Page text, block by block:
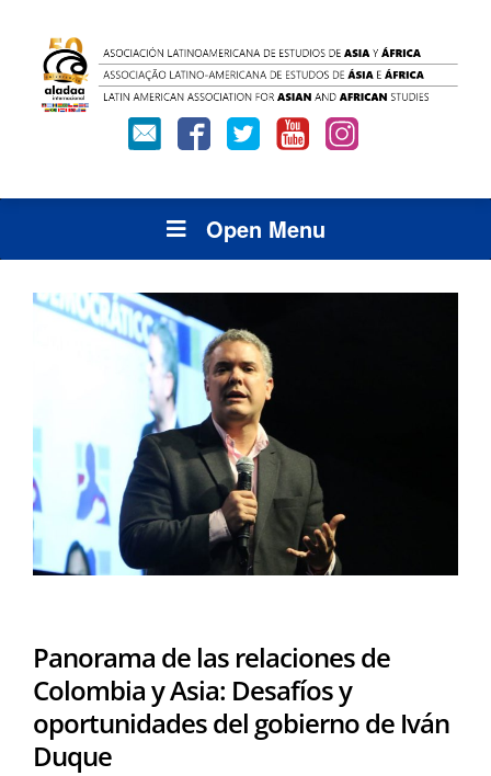
Open Menu
Panorama de las relaciones de
Colombia y Asia: Desafíos y
oportunidades del gobierno de Iván
Duque